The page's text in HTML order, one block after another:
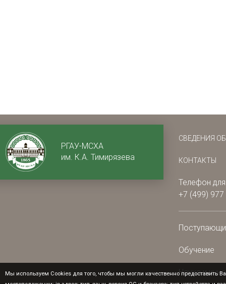
РГАУ-МСХА
им. К.А. Тимирязева
СВЕДЕНИЯ
КОНТАКТЫ
Телефон
+7 (499) 977
Обучение
Наука и
Мы используем Cookies для того, чтобы мы могли качественно предоставить